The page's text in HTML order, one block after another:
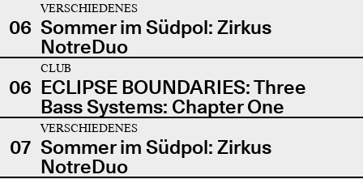
06
VERSCHIEDENES
Sommer im Südpol: Zirkus
NotreDuo
06
CLUB
ECLIPSE BOUNDARIES: Three
Bass Systems: Chapter One
07
VERSCHIEDENES
Sommer im Südpol: Zirkus
NotreDuo